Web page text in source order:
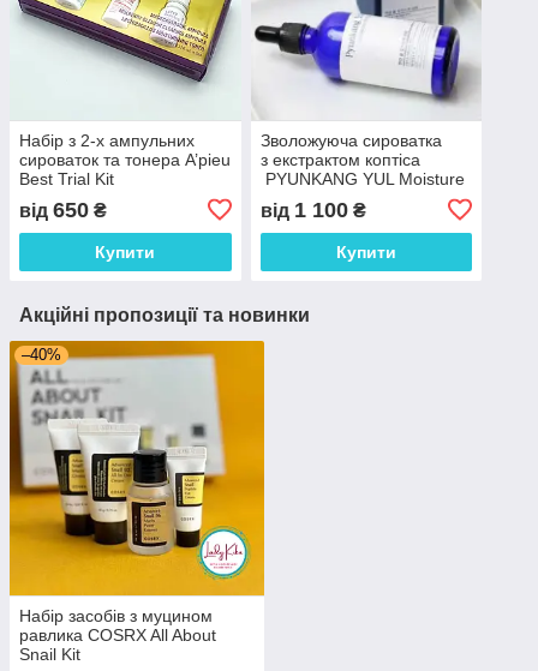
Набір з 2-х ампульних
сироваток та тонера A’pieu
Best Trial Kit
від 650 ₴
Купити
Зволожуюча сироватка
з екстрактом коптіса
PYUNKANG YUL Moisture
від 1 100₴
Купити
Акційні пропозиції та новинки
–40%
Набір засобів з муцином
равлика COSRX All About
Snail Kit